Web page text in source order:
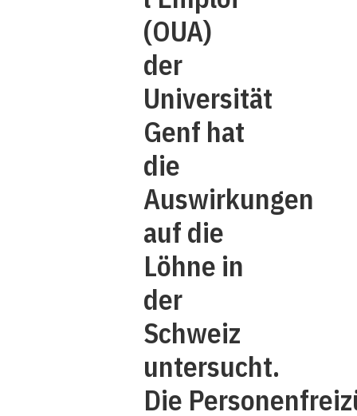
(OUA)
der
Universität
Genf hat
die
Auswirkungen
auf die
Löhne in
der
Schweiz
untersucht.
Die